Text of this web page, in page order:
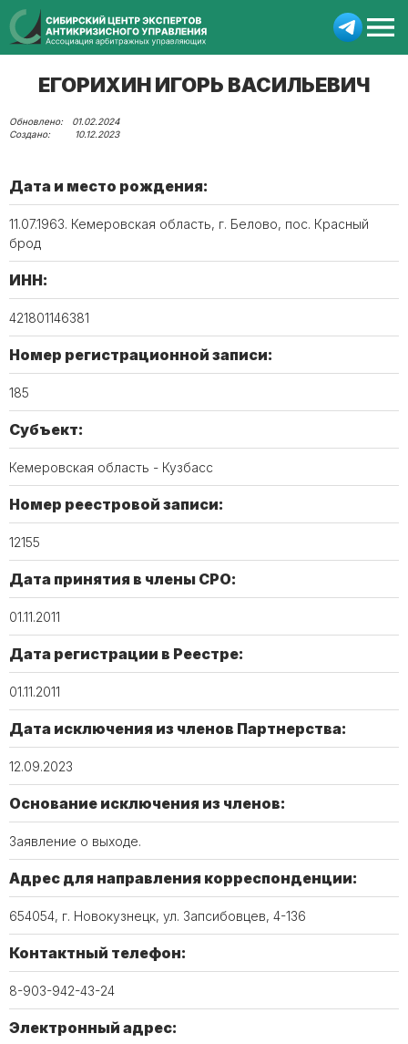
ЕГОРИХИН ИГОРЬ ВАСИЛЬЕВИЧ
01.02.2024
10.12.2023
Дата и место рождения:
11.07.1963. Кемеровская область, г. Белово, пос. Красный
брод
ИНН:
421801146381
Номер регистрационной записи:
185
Субъект:
Кемеровская область - Кузбасс
Номер реестровой записи:
12155
Дата принятия в члены СРО:
01.11.2011
Дата регистрации в Реестре:
01.11.2011
Дата исключения из членов Партнерства:
12.09.2023
Основание исключения из членов:
Заявление о выходе.
Адрес для направления корреспонденции:
654054, г. Новокузнецк, ул. Запсибовцев, 4-136
Контактный телефон:
8-903-942-43-24
Электронный адрес: